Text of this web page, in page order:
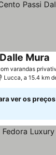
varandas
Mura
Lucca, a 15.4 km
ver os preços